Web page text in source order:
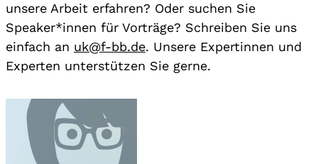
unsere Arbeit erfahren? Oder suchen Sie
Speaker*innen für Vorträge? Schreiben Sie uns
einfach an uk@f-bb.de. Unsere Expertinnen und
Experten unterstützen Sie gerne.